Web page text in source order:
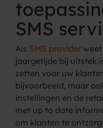
SMS
Als SMS providerweet
jaargetijde bij uitstek
zetten voor uw
bijvoorbeeld, maar
instellingen en de
met up to date
om klanten te